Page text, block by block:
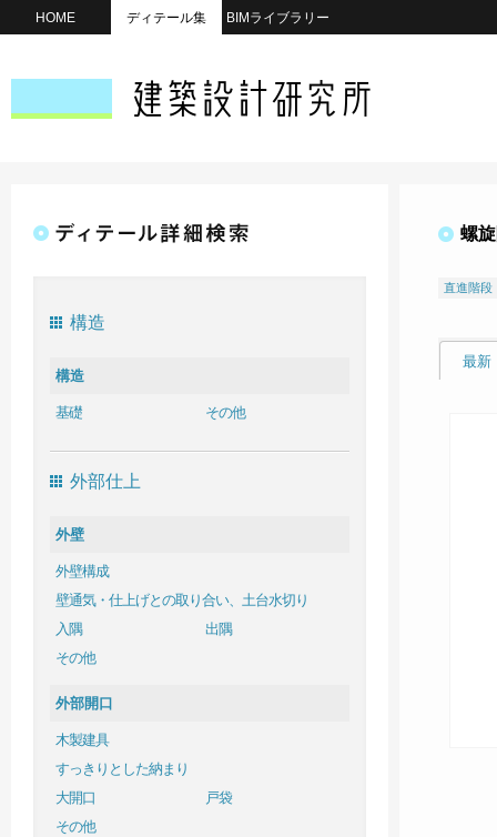
HOME ディテール集 BIMライブラリー
構造
構造
基礎 その他
外部仕上
外壁
外壁構成
壁通気・仕上げとの取り合い、土台水切り
入隅
出隅
その他
外部開口
木製建具
すっきりとした納まり
大開口
戸袋
その他
螺
直進階段
最新